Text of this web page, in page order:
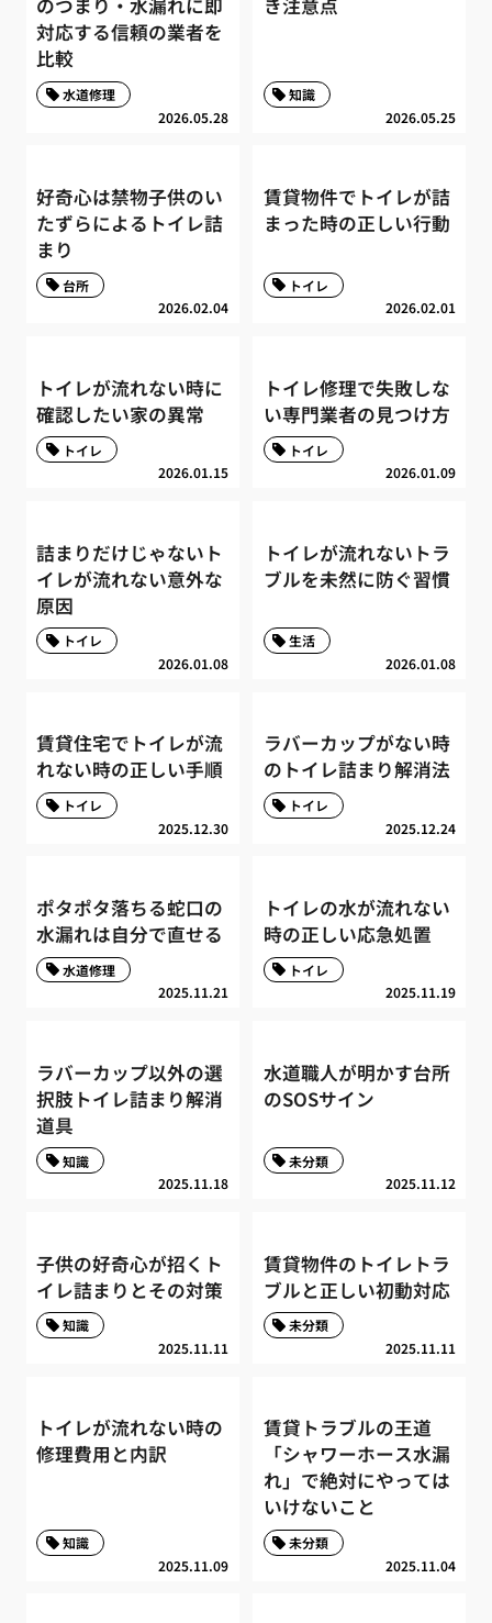
のつまり・水漏れに即
対応する信頼の業者を
比較
2026.05.28
水道修理
き注意点
2026.05.25
知識
好奇心は禁物子供のい
たずらによるトイレ詰
まり
2026.02.04
台所
賃貸物件でトイレが詰
まった時の正しい行動
2026.02.01
トイレ
トイレが流れない時に
確認したい家の異常
2026.01.15
トイレ
トイレ修理で失敗しな
い専門業者の見つけ方
2026.01.09
トイレ
詰まりだけじゃないト
イレが流れない意外な
原因
2026.01.08
トイレ
トイレが流れないトラ
ブルを未然に防ぐ習慣
2026.01.08
生活
賃貸住宅でトイレが流
れない時の正しい手順
2025.12.30
トイレ
ラバーカップがない時
のトイレ詰まり解消法
2025.12.24
トイレ
ポタポタ落ちる蛇口の
水漏れは自分で直せる
2025.11.21
水道修理
トイレの水が流れない
時の正しい応急処置
2025.11.19
トイレ
ラバーカップ以外の選
択肢トイレ詰まり解消
道具
2025.11.18
知識
水道職人が明かす台所
のSOSサイン
2025.11.12
未分類
子供の好奇心が招くト
イレ詰まりとその対策
2025.11.11
知識
賃貸物件のトイレトラ
ブルと正しい初動対応
2025.11.11
未分類
トイレが流れない時の
修理費用と内訳
2025.11.09
知識
賃貸トラブルの王道
「シャワーホース水漏
れ」で絶対にやっては
いけないこと
2025.11.04
未分類